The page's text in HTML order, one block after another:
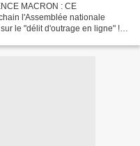
MACRON : CE
l'Assemblée nationale
le "délit d'outrage en ligne" !